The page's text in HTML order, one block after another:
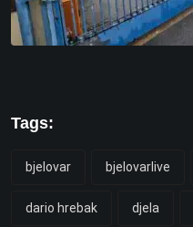
Tags:
bjelovar bjelovarlive
dario hrebak djela